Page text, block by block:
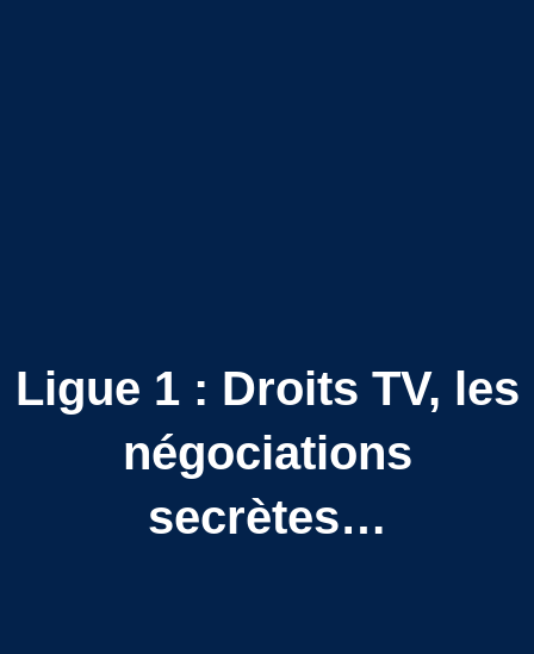
Ligue 1 : Droits TV, les
négociations
secrètes…